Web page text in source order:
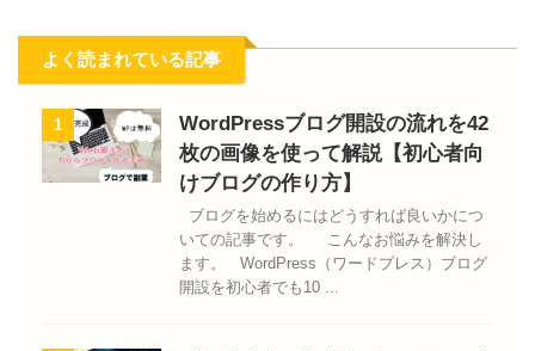
よく読まれている記事
1
WordPressブログ開設の流れを42
枚の画像を使って解説【初心者向
けブログの作り方】
ブログを始めるにはどうすれば良いかにつ
いての記事です。 こんなお悩みを解決し
ます。 WordPress（ワードプレス）ブログ
開設を初心者でも10 ...